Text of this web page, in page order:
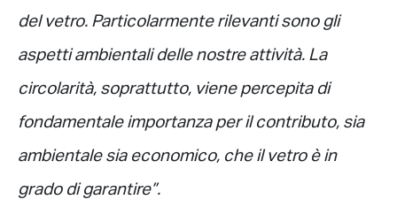
del vetro. Particolarmente rilevanti sono gli
aspetti ambientali delle nostre attività. La
circolarità, soprattutto, viene percepita di
fondamentale importanza per il contributo, sia
ambientale sia economico, che il vetro è in
grado di garantire”.